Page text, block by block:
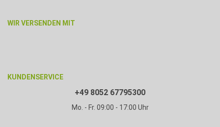
WIR VERSENDEN MIT
KUNDENSERVICE
+49 8052 67795300
Mo. - Fr. 09:00 - 17:00 Uhr